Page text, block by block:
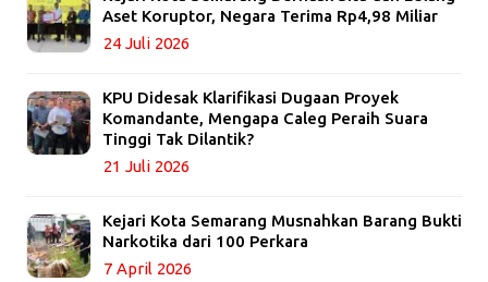
Aset Koruptor, Negara Terima Rp4,98 Miliar
24 Juli 2026
KPU Didesak Klarifikasi Dugaan Proyek
Komandante, Mengapa Caleg Peraih Suara
Tinggi Tak Dilantik?
21 Juli 2026
Kejari Kota Semarang Musnahkan Barang Bukti
Narkotika dari 100 Perkara
7 April 2026